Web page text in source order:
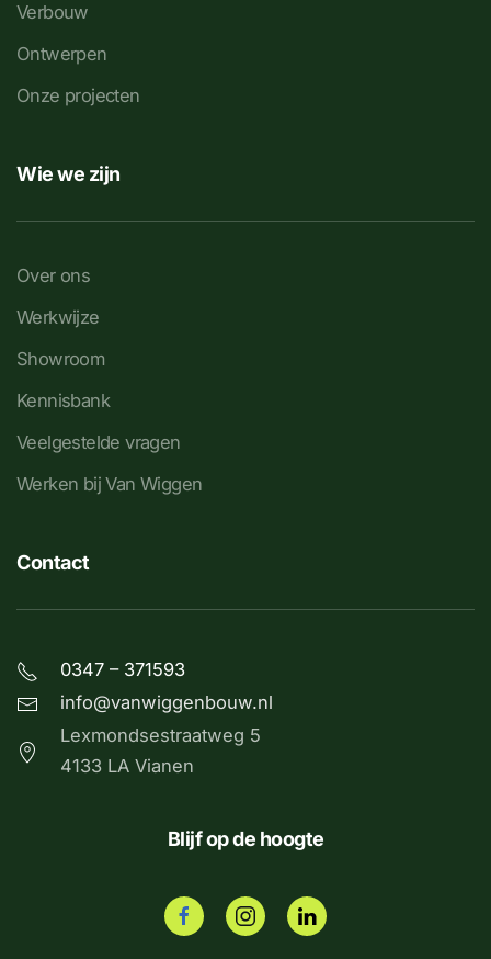
Verbouw
Ontwerpen
Onze projecten
Wie we zijn
Over ons
Werkwijze
Showroom
Kennisbank
Veelgestelde vragen
Werken bij Van Wiggen
Contact
0347 – 371593
info@vanwiggenbouw.nl
Lexmondsestraatweg 5
4133 LA Vianen
Blijf op de hoogte